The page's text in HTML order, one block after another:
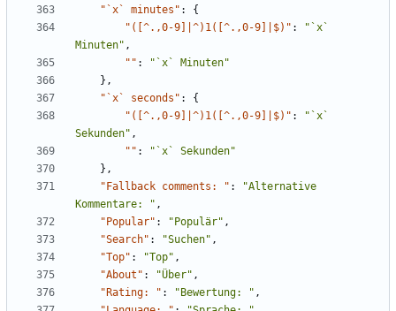
"`x` minutes" :
{
"([^.,0-9]|^)1([^.,0-9]|$)" :
"`x`
Minuten" ,
"" :
"`x` Minuten"
},
"`x` seconds" :
{
"([^.,0-9]|^)1([^.,0-9]|$)" :
"`x`
Sekunden" ,
"" :
"`x` Sekunden"
},
"Fallback comments: " :
"Alternative
Kommentare: " ,
"Popular" : "Populär" ,
"Search" : "Suchen" ,
"Top" : "Top" ,
"About" : "Über" ,
"Rating: " : "Bewertung: " ,